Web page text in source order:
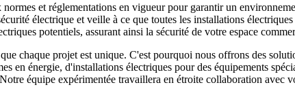
et réglementations en vigueur pour garantir un
électrique et veille à ce que toutes les installations
potentiels, assurant ainsi la sécurité de votre espace
chaque projet est unique. C'est pourquoi nous offrons des
en énergie, d'installations électriques pour des équipements
équipe expérimentée travaillera en étroite collaboration avec